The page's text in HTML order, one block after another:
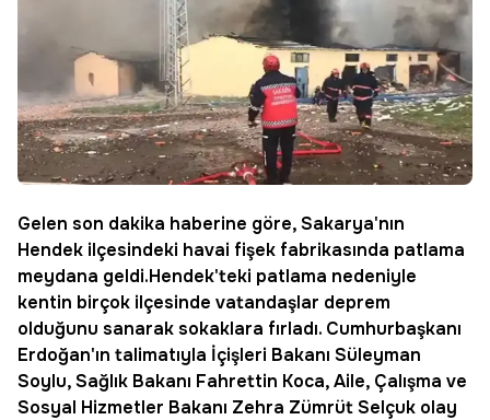
Gelen son dakika haberine göre,Sakarya'nın
Hendek ilçesindeki havai fişek fabrikasında patlama
meydana geldi.Hendek'teki patlama nedeniyle
kentin birçok ilçesinde vatandaşlar deprem
olduğunu sanarak sokaklara fırladı. Cumhurbaşkanı
Erdoğan'ın talimatıyla İçişleri Bakanı Süleyman
Soylu, Sağlık Bakanı Fahrettin Koca, Aile, Çalışma ve
Sosyal Hizmetler Bakanı Zehra Zümrüt Selçuk olay